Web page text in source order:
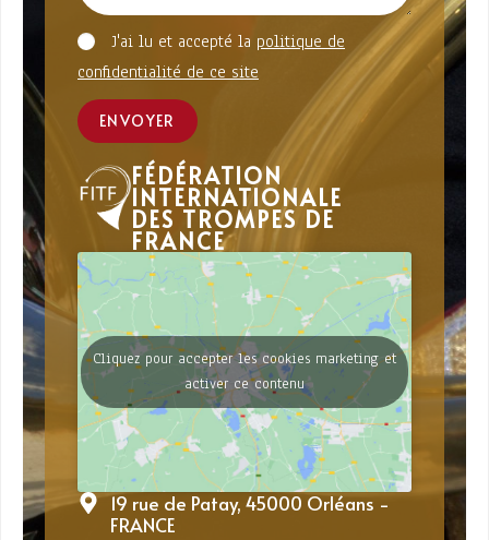
J'ai lu et accepté la politique de
confidentialité de ce site
ENVOYER
FÉDÉRATION
INTERNATIONALE
DES TROMPES DE
FRANCE
Cliquez pour accepter les cookies marketing et
activer ce contenu
19 rue de Patay, 45000 Orléans -
FRANCE